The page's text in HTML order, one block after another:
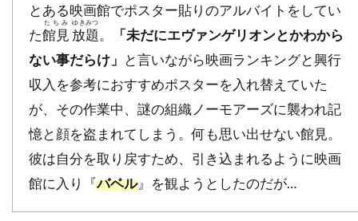
デニス・L・スチュワート
デニス・アーバーグバズ・フェイトシャンズ
デニス・ギャスナー
デニス・ファリーナ
デニス・リチャーズ
デニーズ・ディ・ノーヴィ
デニーズ・フェイ
デビッド・セルバーグ
デビッド・ドワイヤー
デビ・デリーベリー
とある映画館でポスター貼りのアルバイトをしてい
た館見
たちみ
放題
ゆきみつ
。
「未だにエヴァンゲリオンとかわから
ない事だらけ」 と言いながら映画ランキングと興行
収入を参考におすすめポスターを入れ替えていた
が、その作業中、謎の組織ノーモアーズに襲われ記
憶と顔を盗まれてしまう。何も思い出せない館見。
彼は自分を取り戻すため、引き込まれるように映画
館に入り『バベル』を観ようとしたのだが…